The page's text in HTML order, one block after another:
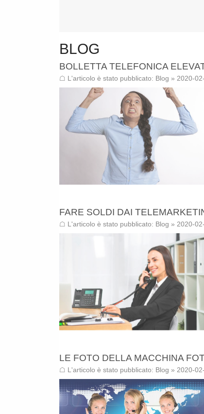
BLOG
BOLLETTA TELEFONICA
☖ L'articolo è stato pubblicato: Blog » 2020-
FARE SOLDI DAI
☖ L'articolo è stato pubblicato: Blog » 2020-
LE FOTO DELLA MACCHINA
☖ L'articolo è stato pubblicato: Blog » 2020-